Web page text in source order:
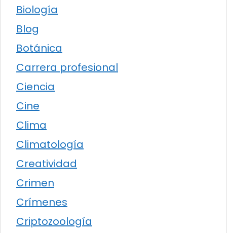
Biología
Blog
Botánica
Carrera profesional
Ciencia
Cine
Clima
Climatología
Creatividad
Crimen
Crímenes
Criptozoología